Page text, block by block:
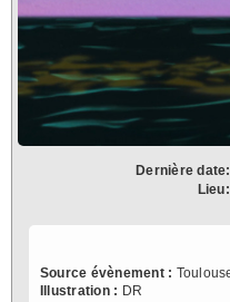
Dernière date:
Lieu:
Source évènement :
Illustration : DR